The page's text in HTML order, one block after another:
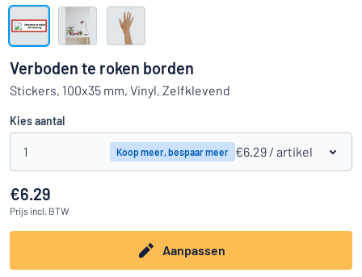
Kun je niet vinden wat je zoekt? Ontwerp uw bord hier
Toon alle categorieën
Inloggen
Klantenservice
Consument Bedrijf
Verboden te roken borden
Stickers, 100x35 mm, Vinyl, Zelfklevend
Kies aantal
1 Koop meer, bespaar meer €6.29 / artikel
€6.29
Prijs incl. BTW
Aanpassen